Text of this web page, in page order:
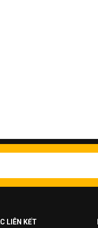
LIÊN KẾT